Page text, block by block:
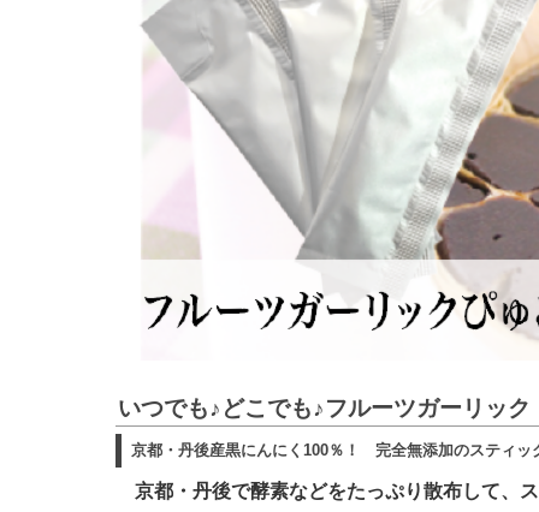
いつでも♪どこでも♪フルーツガーリック
京都・丹後産黒にんにく100％！ 完全無添加のスティッ
京都・丹後で酵素などをたっぷり散布して、